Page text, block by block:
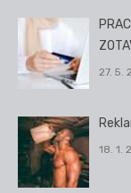
27. 5.
18. 1.